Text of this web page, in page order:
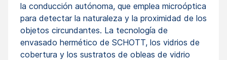
la conducción autónoma, que emplea microóptica
para detectar la naturaleza y la proximidad de los
objetos circundantes. La tecnología de
envasado hermético de SCHOTT, los vidrios de
cobertura y los sustratos de obleas de vidrio